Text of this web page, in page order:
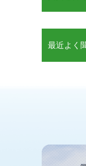
最近よく